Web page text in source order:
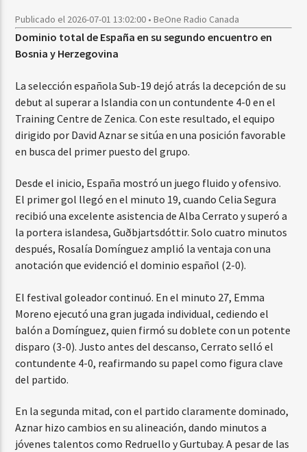
Publicado el 2026-07-01 13:02:00 • BeOne Radio Canada
Dominio total de España en su segundo encuentro en
Bosnia y Herzegovina
La selección española Sub-19 dejó atrás la decepción de su
debut al superar a Islandia con un contundente 4-0 en el
Training Centre de Zenica. Con este resultado, el equipo
dirigido por David Aznar se sitúa en una posición favorable
en busca del primer puesto del grupo.
Desde el inicio, España mostró un juego fluido y ofensivo.
El primer gol llegó en el minuto 19, cuando Celia Segura
recibió una excelente asistencia de Alba Cerrato y superó a
la portera islandesa, Guðbjartsdóttir. Solo cuatro minutos
después, Rosalía Domínguez amplió la ventaja con una
anotación que evidenció el dominio español (2-0).
El festival goleador continuó. En el minuto 27, Emma
Moreno ejecutó una gran jugada individual, cediendo el
balón a Domínguez, quien firmó su doblete con un potente
disparo (3-0). Justo antes del descanso, Cerrato selló el
contundente 4-0, reafirmando su papel como figura clave
del partido.
En la segunda mitad, con el partido claramente dominado,
Aznar hizo cambios en su alineación, dando minutos a
jóvenes talentos como Redruello y Gurtubay. A pesar de las